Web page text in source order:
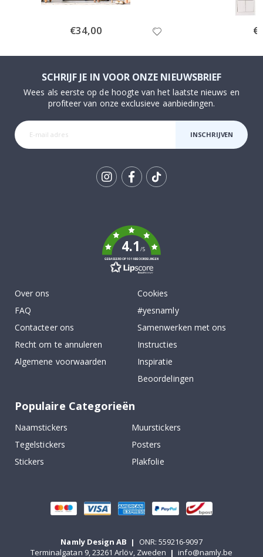
Special
Price
€34,00
SCHRIJF JE IN VOOR ONZE NIEUWSBRIEF
Wees als eerste op de hoogte van het laatste nieuws en
profiteer van onze exclusieve aanbiedingen.
INSCHRIJVEN
4.1/5
GEBASEERD OP 1019 BEOORDELINGEN
Over ons
FAQ
Contacteer ons
Recht om te annuleren
Algemene voorwaarden
Cookies
#yesnamly
Samenwerken met ons
Instructies
Inspiratie
Beoordelingen
Populaire Categorieën
Naamstickers
Muurstickers
Tegelstickers
Posters
Stickers
Plakfolie
Namly Design AB |
ONR: 559216-9097
Terminalgatan 9, 23261 Arlöv, Zweden | info@namly.be